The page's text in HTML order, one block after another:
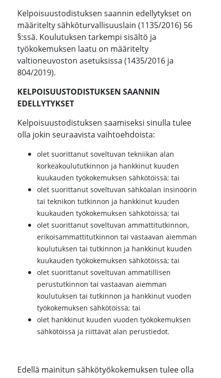
Kelpoisuustodistuksen saannin edellytykset on
määritelty sähköturvallisuuslain (1135/2016) 56
§:ssä. Koulutuksen tarkempi sisältö ja
työkokemuksen laatu on määritelty
valtioneuvoston asetuksissa (1435/2016 ja
804/2019).
KELPOISUUSTODISTUKSEN SAANNIN
EDELLYTYKSET
Kelpoisuustodistuksen saamiseksi sinulla tulee
olla jokin seuraavista vaihtoehdoista:
olet suorittanut soveltuvan tekniikan alan
korkeakoulututkinnon ja hankkinut kuuden
kuukauden työkokemuksen sähkötöissä; tai
olet suorittanut soveltuvan sähköalan insinöörin
tai teknikon tutkinnon ja hankkinut kuuden
kuukauden työkokemuksen sähkötöissä; tai
olet suorittanut soveltuvan ammattitutkinnon,
erikoisammattitutkinnon tai vastaavan aiemman
koulutuksen tai tutkinnon ja hankkinut kuuden
kuukauden työkokemuksen sähkötöissä; tai
olet suorittanut soveltuvan ammatillisen
perustutkinnon tai vastaavan aiemman
koulutuksen tai tutkinnon ja hankkinut vuoden
työkokemuksen sähkötöissä; tai
olet hankkinut kuuden vuoden työkokemuksen
sähkötöissä ja riittävät alan perustiedot.
Edellä mainitun sähkötyökokemuksen tulee olla